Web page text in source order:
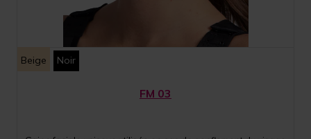
Beige Noir
FM 03